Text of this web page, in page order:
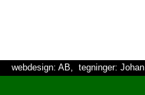
webdesign: AB, tegninger: